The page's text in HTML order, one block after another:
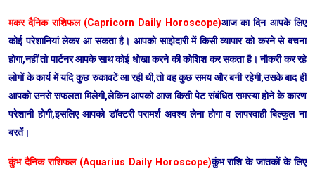
मकर दैनिक राशिफल (Capricorn Daily Horoscope)आज का दिन आपके लिए
कोई परेशानियां लेकर आ सकता है। आपको साझेदारी में किसी व्यापार को करने से बचना
होगा,नहीं तो पार्टनर आपके साथ कोई धोखा करने की कोशिश कर सकता है। नौकरी कर रहे
लोगों के कार्य में यदि कुछ रुकावटें आ रही थी,तो वह कुछ समय और बनी रहेगी,उसके बाद ही
आपको उनसे सफलता मिलेगी,लेकिन आपको आज किसी पेट संबंधित समस्या होने के कारण
परेशानी होगी,इसलिए आपको डॉक्टरी परामर्श अवश्य लेना होगा व लापरवाही बिल्कुल ना
बरतें।
कुंभ दैनिक राशिफल (Aquarius Daily Horoscope)कुंभ राशि के जातकों के लिए